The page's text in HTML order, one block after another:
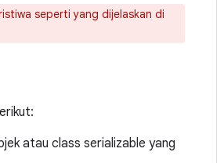
seperti yang dijelaskan di
atau class serializable yang